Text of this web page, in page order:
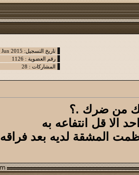
من ضرك .؟
الا قل انتفاعه به
المشقة لديه بعد فراقه